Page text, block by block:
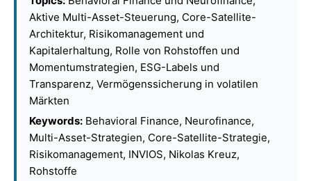
Aktive Multi-Asset-Steuerung, Core-Satellite-
Architektur, Risikomanagement und
Kapitalerhaltung, Rolle von Rohstoffen und
Momentumstrategien, ESG-Labels und
Transparenz, Vermögenssicherung in volatilen
Märkten
Keywords: Behavioral Finance, Neurofinance,
Multi-Asset-Strategien, Core-Satellite-Strategie,
Risikomanagement, INVIOS, Nikolas Kreuz,
Rohstoffe